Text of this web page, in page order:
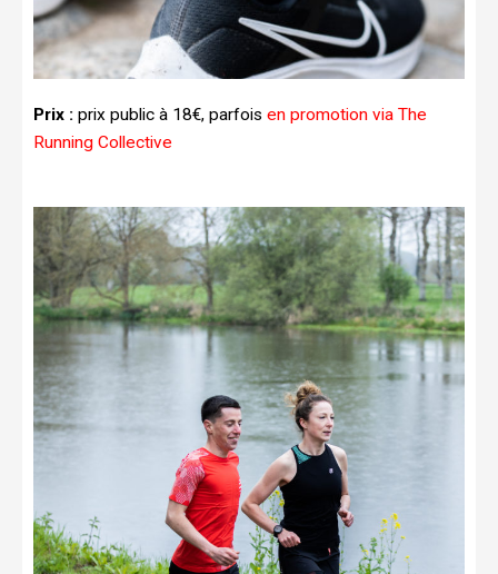
Prix : prix public à 18€, parfois en promotion via The
Running Collective